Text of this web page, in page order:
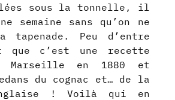
sous la tonnelle, il
semaine sans qu’on ne
tapenade. Peu d’entre
que c’est une recette
Marseille en 1880 et
du cognac et… de la
! Voilà qui en